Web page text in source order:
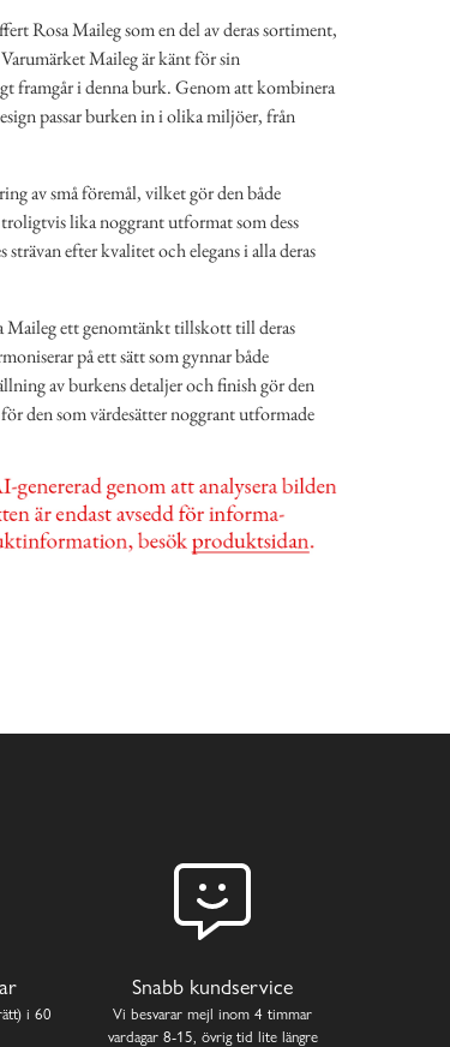
Rosa Maileg som en del av deras sortiment,
Maileg är känt för sin
framgår i denna burk. Genom att kombinera
passar burken in i olika miljöer, från
av små föremål, vilket gör den både
lika noggrant utformat som dess
efter kvalitet och elegans i alla deras
Maileg ett genomtänkt tillskott till deras
på ett sätt som gynnar både
av burkens detaljer och finish gör den
den som värdesätter noggrant utformade
i 60
Snabb kundservice
Vi besvarar mejl inom 4 timmar
vardagar 8-15, övrig tid lite längre